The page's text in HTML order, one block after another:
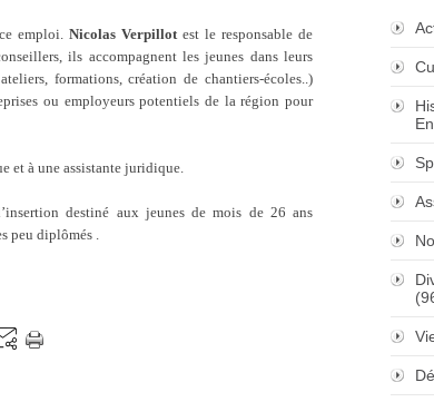
emploi.Nicolas Verpillot est le responsable de
ils accompagnent les jeunes dans leurs
formations, création de chantiers-écoles..)
ou employeurs potentiels de la région pour
et à une assistante juridique.
destiné aux jeunes de mois de 26 ans
peu diplômés .